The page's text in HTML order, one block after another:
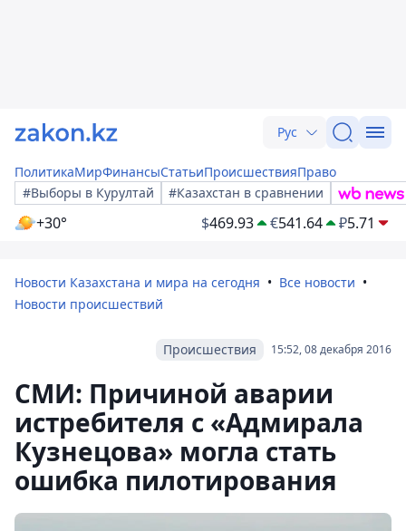
Рус
ПолитикаМирФинансыСтатьиПроисшествияПраво
#Выборы в Курултай
#Казахстан в сравнении
+30° $469.93 €541.64 ₽5.71
Новости Казахстана и мира на сегодня
Все новости
Новости происшествий
15:52, 08 декабря 2016
Происшествия
СМИ: Причиной аварии
истребителя с «Адмирала
Кузнецова» могла стать
ошибка пилотирования